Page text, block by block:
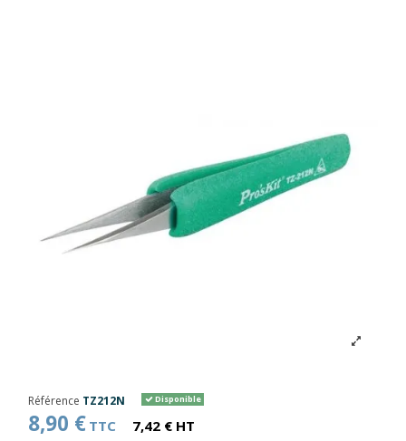
Référence TZ212N Disponible
8,90 € TTC 7,42 € HT